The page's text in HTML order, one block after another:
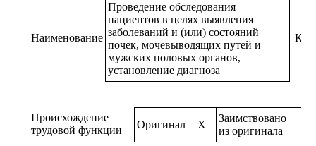
Наименование
Проведение обследования
пациентов в целях выявления
заболеваний и (или) состояний
почек, мочевыводящих путей и
мужских половых органов,
установление диагноза
Код
Происхождение
трудовой функции
Оригинал X
Заимствовано
из оригинала